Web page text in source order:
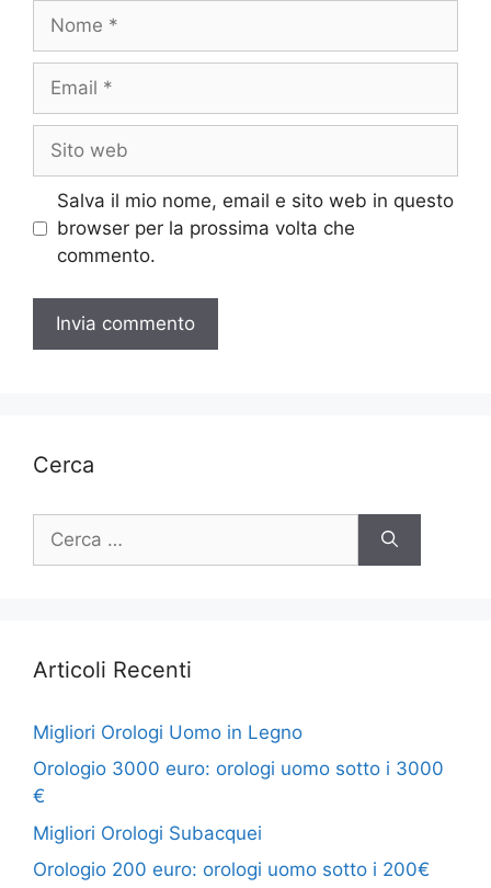
Nome
Email
Sito
web
Salva il mio nome, email e sito web in questo
browser per la prossima volta che
commento.
Cerca
per:
Articoli Recenti
Migliori Orologi Uomo in Legno
Orologio 3000 euro: orologi uomo sotto i 3000
€
Migliori Orologi Subacquei
Orologio 200 euro: orologi uomo sotto i 200€